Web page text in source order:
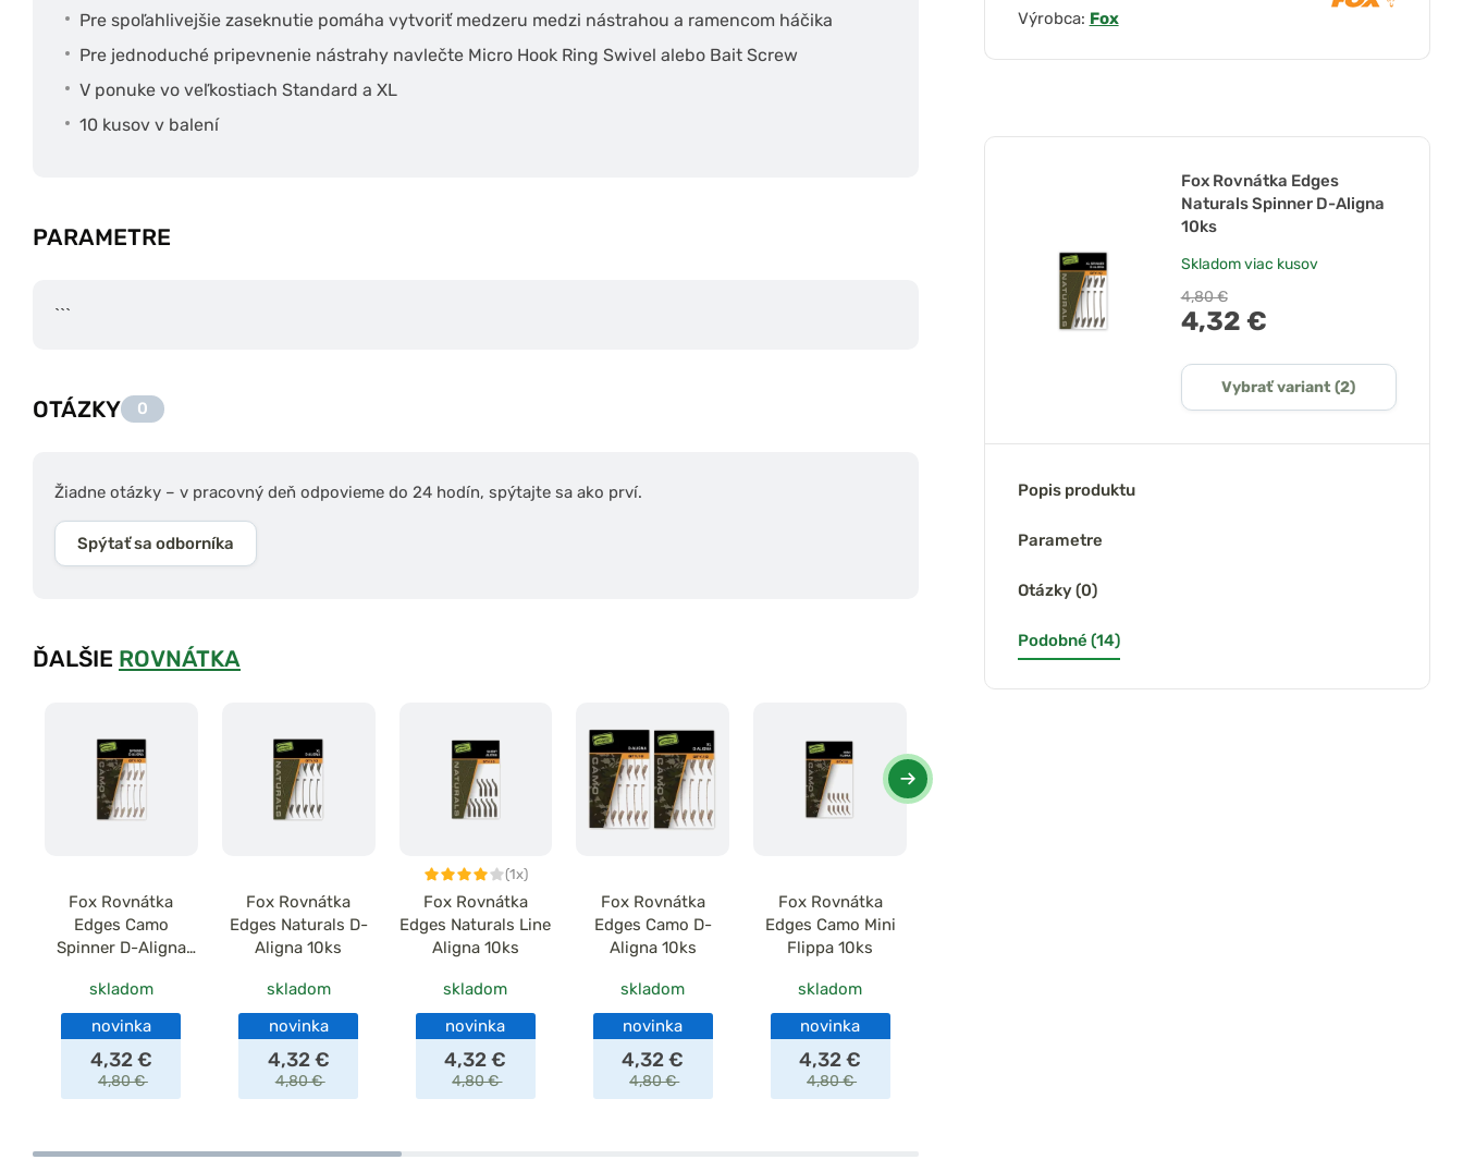
Pre spoľahlivejšie zaseknutie pomáha vytvoriť medzeru medzi nástrahou a ramencom háčika
Pre jednoduché pripevnenie nástrahy navlečte Micro Hook Ring Swivel alebo Bait Screw
V ponuke vo veľkostiach Standard a XL
10 kusov v balení
PARAMETRE
```
OTÁZKY 0
Žiadne otázky – v pracovný deň odpovieme do 24 hodín, spýtajte sa ako prví.
Spýtať sa odborníka
ĎALŠIE ROVNÁTKA
Fox Rovnátka
Edges Camo
Spinner D-Aligna
skladom
novinka
4,32 €
4,80 €
Fox Rovnátka
Edges Naturals D-
Aligna 10ks
skladom
novinka
4,32 €
4,80 €
(1x)
Fox Rovnátka
Edges Naturals Line
Aligna 10ks
skladom
novinka
4,32 €
4,80 €
Fox Rovnátka
Edges Camo D-
Aligna 10ks
skladom
novinka
4,32 €
4,80 €
Fox Rovnátka
Edges Camo Mini
Flippa 10ks
skladom
novinka
4,32 €
4,80 €
Výrobca: Fox
Fox Rovnátka Edges
Naturals Spinner D-Aligna
10ks
Skladomviac kusov
4,80 €
4,32 €
Vybrať variant (2)
Popis produktu
Parametre
Otázky (0)
Podobné (14)